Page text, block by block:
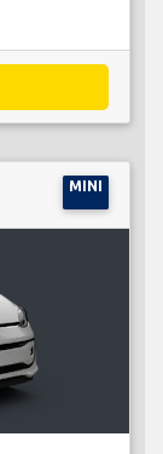
MINI